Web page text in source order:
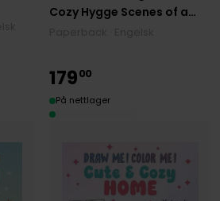
Cozy Hygge Scenes of a
17900
På nettlager